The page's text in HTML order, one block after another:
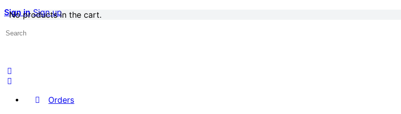
Sign in Sign up
No products in the cart.
Search
Orders